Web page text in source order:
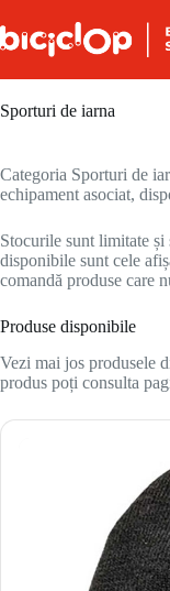
Sporturi de iarna
Categoria Sporturi de
echipament asociat,
Stocurile sunt limitate și
disponibile sunt cele
comandă produse care
Produse disponibile
Vezi mai jos produsele
produs poți consulta